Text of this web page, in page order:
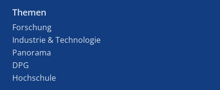
Themen
Forschung
Industrie & Technologie
Panorama
DPG
Hochschule